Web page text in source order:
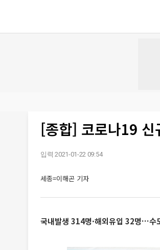
[종합] 코로나19
입력 2021-01-22 09:54
세종=이해곤 기자
국내발생 314명·해외유입 32명…수